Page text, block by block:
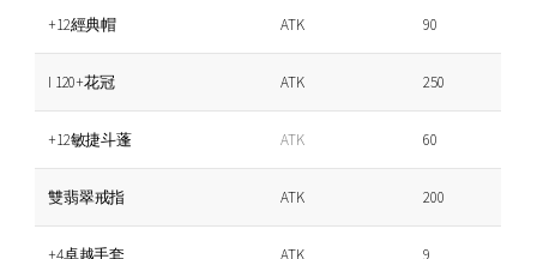
+12經典帽 ATK 90
I 120+花冠 ATK 250
+12敏捷斗蓬 ATK 60
雙翡翠戒指 ATK 200
+4卓越手套 ATK 9